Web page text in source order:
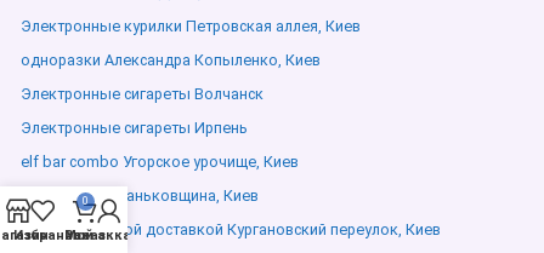
Электронные курилки Петровская аллея, Киев
одноразки Александра Копыленко, Киев
Электронные сигареты Волчанск
Электронные сигареты Ирпень
elf bar combo Угорское урочище, Киев
Elf Bar Planet Паньковщина, Киев
Elf bar с быстрой доставкой Кургановский переулок, Киев
Избранное
0
Заказ
Мой аккаунт